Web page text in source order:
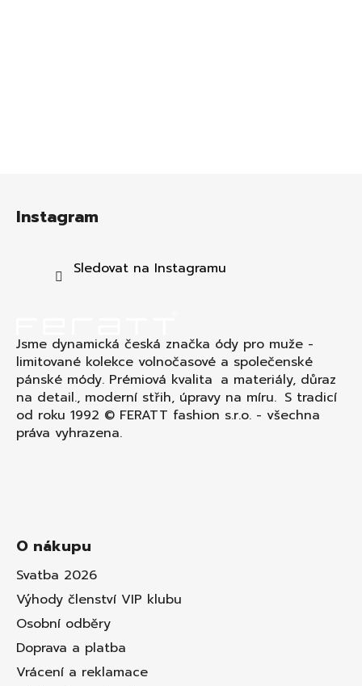
Instagram
Sledovat na Instagramu
Jsme dynamická česká značka ódy pro muže -
limitované kolekce volnočasové a společenské
pánské módy. Prémiová kvalita a materiály, důraz
na detail., moderní střih, úpravy na míru. S tradicí
od roku 1992 © FERATT fashion s.r.o. - všechna
práva vyhrazena.
O nákupu
Svatba 2026
Výhody členství VIP klubu
Osobní odběry
Doprava a platba
Vrácení a reklamace